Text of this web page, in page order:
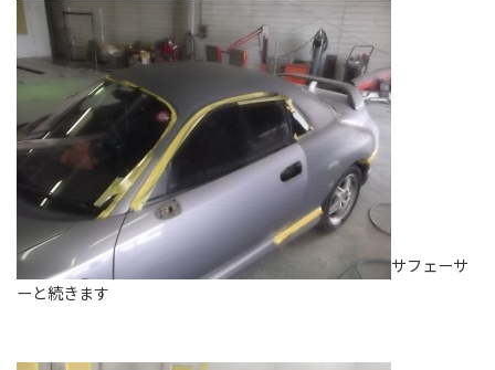
サフェーサ
ーと続きます